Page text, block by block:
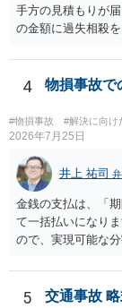
手方の見積もりが
の金額に過失相殺
分割払いにしたい
されるのであれば
4 物損事故で
#物損事故 #解決に向け
2026年7月25日
井上 祐司
金銭の支払は、「
て一括払いになり
ので、実現可能な
5 交通事故